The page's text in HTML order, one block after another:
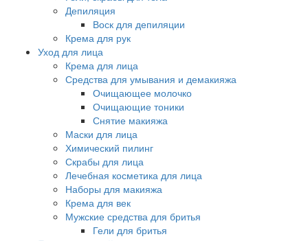
Депиляция
Воск для депиляции
Крема для рук
Уход для лица
Крема для лица
Средства для умывания и демакияжа
Очищающее молочко
Очищающие тоники
Снятие макияжа
Маски для лица
Химический пилинг
Скрабы для лица
Лечебная косметика для лица
Наборы для макияжа
Крема для век
Мужские средства для бритья
Гели для бритья